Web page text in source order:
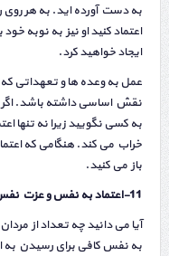
به دست آورده اید. به هر
اعتماد کنید او نیز به نوبه
ایجاد خواهید کرد.
عمل به وعده ها و تعهداتی
نقش اساسی داشته باشد. اگر
به کسی نگویید زیرا نه تنها
خراب می کند. هنگامی که
باز می کنید.
11-اعتماد به نفس و عزت نفس داشته باشید
آیا می دانید چه تعداد از
به نفس کافی برای رسیدن